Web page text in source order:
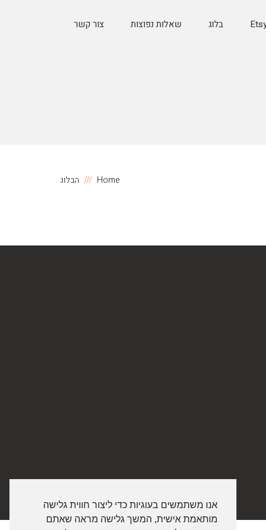
בלוג שאלות נפוצות צור קשר
Home הבלוג
אנו משתמשים בעוגיות כדי ליצור חווית גלישה
מותאמת אישית, המשך גלישה מראה שאתם